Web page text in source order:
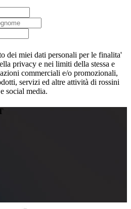
dei miei dati personali per le finalita'
privacy e nei limiti della stessa e
commerciali e/o promozionali,
servizi ed altre attività di rossini
social media.